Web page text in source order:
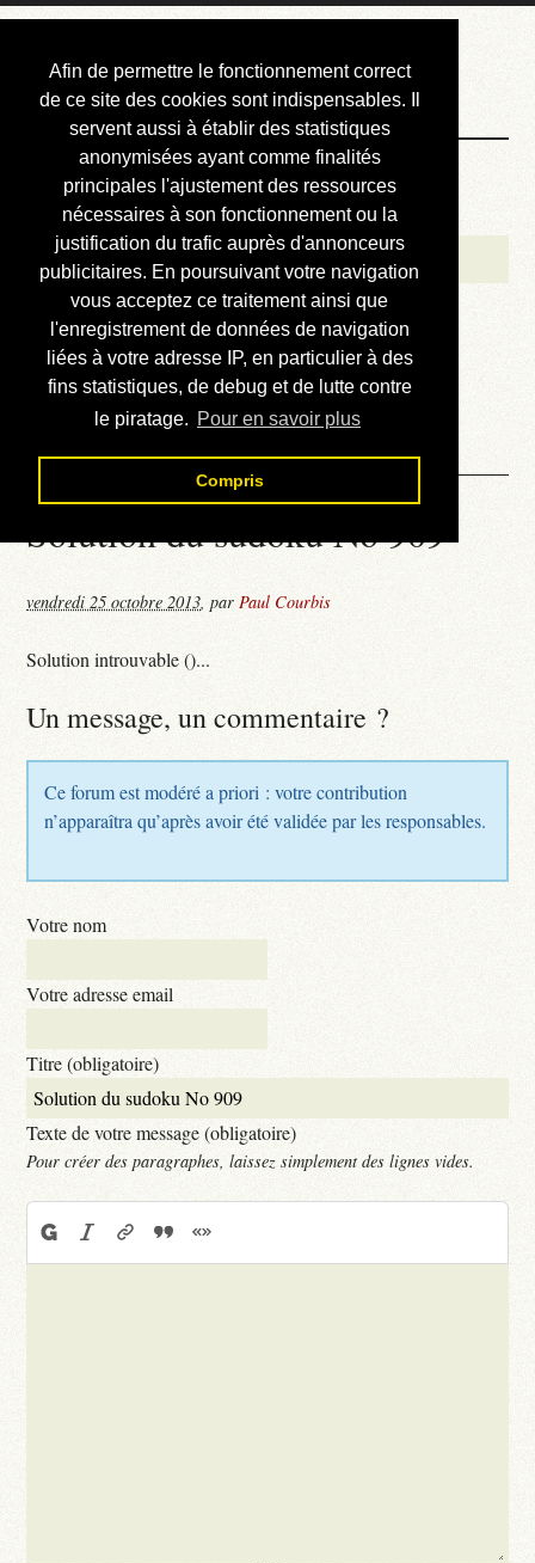
Afin de permettre le fonctionnement correct
de ce site des cookies sont indispensables. Il
servent aussi à établir des statistiques
anonymisées ayant comme finalités
principales l'ajustement des ressources
nécessaires à son fonctionnement ou la
justification du trafic auprès d'annonceurs
publicitaires. En poursuivant votre navigation
vous acceptez ce traitement ainsi que
l'enregistrement de données de navigation
liées à votre adresse IP, en particulier à des
fins statistiques, de debug et de lutte contre
le piratage. Pour en savoir plus
Compris
Courbis, « LE »
Blog Officiel
Bienvenue
Réalisations
Divers (et d’été)
Annonces
Liens externes
Téléchargement
Contact
Solution du sudoku No 909
vendredi 25 octobre 2013,parPaul Courbis
Solution introuvable ()...
Un message, un commentaire ?
Ce forum est modéré a priori : votre contribution
n’apparaîtra qu’après avoir été validée par les responsables.
Votre nom
Votre adresse email
Titre (obligatoire)
Texte de votre message (obligatoire)
Pour créer des paragraphes, laissez simplement des lignes vides.